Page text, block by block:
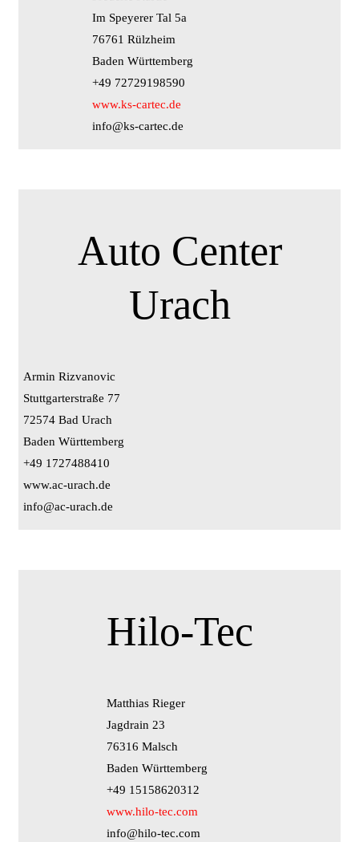
Im Speyerer Tal 5a
76761 Rülzheim
Baden Württemberg
+49 72729198590
www.ks-cartec.de
info@ks-cartec.de
Auto Center
Urach
Armin Rizvanovic
Stuttgarterstraße 77
72574 Bad Urach
Baden Württemberg
+49 1727488410
www.ac-urach.de
info@ac-urach.de
Hilo-Tec
Matthias Rieger
Jagdrain 23
76316 Malsch
Baden Württemberg
+49 15158620312
www.hilo-tec.com
info@hilo-tec.com